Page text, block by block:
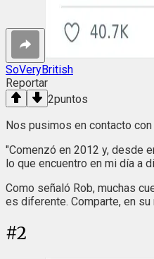
SoVeryBritish
Reportar
2puntos
Nos pusimos en contacto
"Comenzó en 2012 y, desde
lo que encuentro en mi día a
Como señaló Rob, muchas
es diferente. Comparte, en
#2